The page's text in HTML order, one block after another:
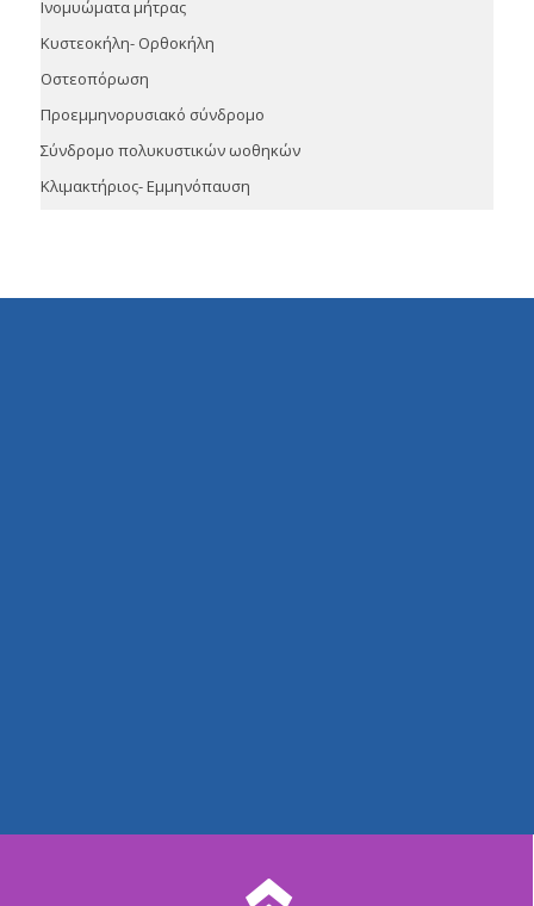
Ινομυώματα μήτρας
Κυστεοκήλη- Ορθοκήλη
Οστεοπόρωση
Προεμμηνορυσιακό σύνδρομο
Σύνδρομο πολυκυστικών ωοθηκών
Κλιμακτήριος- Εμμηνόπαυση